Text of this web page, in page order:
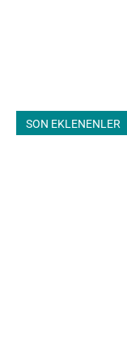
SON EKLENENLER